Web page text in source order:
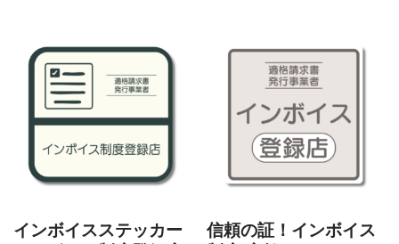
インボイスステッカー
信頼の証！インボイス